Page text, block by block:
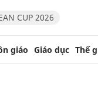
CUP 2026
giáo Giáo dục Thế